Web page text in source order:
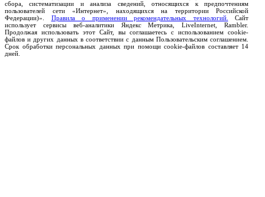
сбора, систематизации и анализа сведений, относящихся к предпочтениям
пользователей сети «Интернет», находящихся на территории Российской
Федерации)». Правила о применении рекомендательных технологий.
Сайт
использует сервисы веб-аналитики Яндекс Метрика, LiveInternet, Rambler.
Продолжая использовать этот Сайт, вы соглашаетесь с использованием cookie-
файлов и других данных в соответствии с данным Пользовательским соглашением.
Срок обработки персональных данных при помощи cookie-файлов составляет 14
дней.